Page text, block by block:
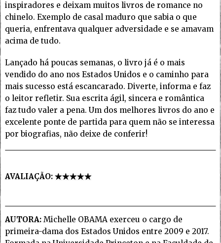
inspiradores e deixam muitos livros de romance no
chinelo. Exemplo de casal maduro que sabia o que
queria, enfrentava qualquer adversidade e se amavam
acima de tudo.
Lançado há poucas semanas, o livro já é o mais
vendido do ano nos Estados Unidos e o caminho para
mais sucesso está escancarado. Diverte, informa e faz
o leitor refletir. Sua escrita ágil, sincera e romântica
faz tudo valer a pena. Um dos melhores livros do ano e
excelente ponte de partida para quem não se interessa
por biografias, não deixe de conferir!
AVALIAÇÃO:
AUTORA: Michelle OBAMA exerceu o cargo de
primeira-dama dos Estados Unidos entre 2009 e 2017.